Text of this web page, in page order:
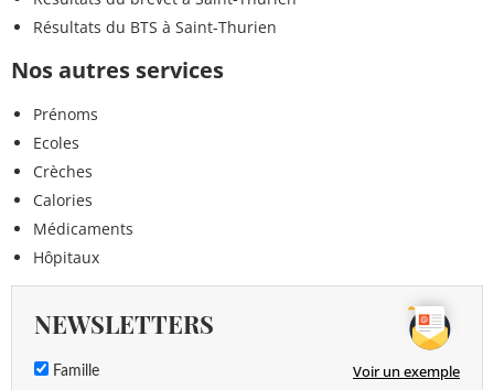
Résultats du BTS à Saint-Thurien
Nos autres services
Prénoms
Ecoles
Crèches
Calories
Médicaments
Hôpitaux
NEWSLETTERS
Famille Voir un exemple